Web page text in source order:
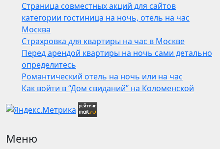
Страница совместных акций для сайтов
категории гостиница на ночь, отель на час
Москва
Страхровка для квартиры на час в Москве
Перед арендой квартиры на ночь сами детально
определитесь
Романтический отель на ночь или на час
Как войти в “Дом свиданий” на Коломенской
Меню